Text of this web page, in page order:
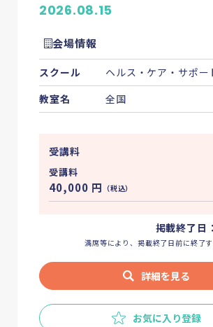
2026.08.15
会場情報
スクール
ヘルス・ケア・サポ
教室名
全国
受講料
受講料
40,000 円 （税込）
掲載終了日：
満席等により、掲載終了日前に終了
詳細を見る
お気に入り登録